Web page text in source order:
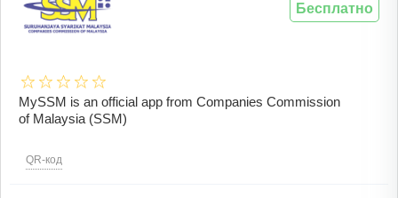
MySSM is an official app from Companies Commission
of Malaysia (SSM)
QR-код
Бесплатно